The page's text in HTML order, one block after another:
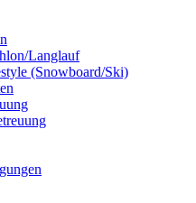
Langlauf
(Snowboard/Ski)